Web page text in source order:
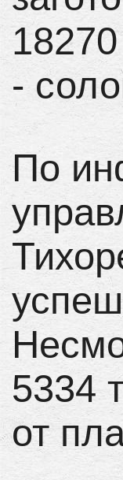
-
По
5334
от